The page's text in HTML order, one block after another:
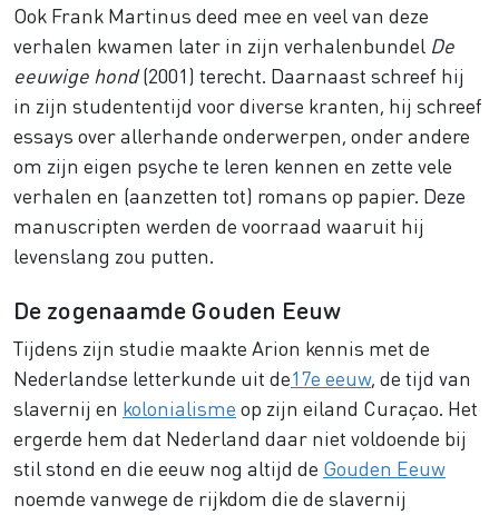
Ook Frank Martinus deed mee en veel van deze
verhalen kwamen later in zijn verhalenbundel De
eeuwige hond(2001) terecht. Daarnaast schreef hij
in zijn studententijd voor diverse kranten, hij schreef
essays over allerhande onderwerpen, onder andere
om zijn eigen psyche te leren kennen en zette vele
verhalen en (aanzetten tot) romans op papier. Deze
manuscripten werden de voorraad waaruit hij
levenslang zou putten.
De zogenaamde Gouden Eeuw
Tijdens zijn studie maakte Arion kennis met de
Nederlandse letterkunde uit de17e eeuw, de tijd van
slavernij en kolonialisme op zijn eiland Curaçao. Het
ergerde hem dat Nederland daar niet voldoende bij
stil stond en die eeuw nog altijd de Gouden Eeuw
noemde vanwege de rijkdom die de slavernij